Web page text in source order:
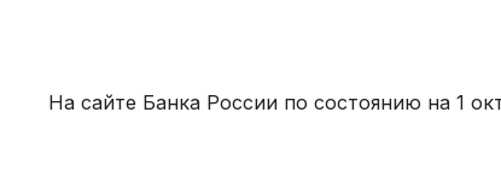
На сайте Банка России по состоянию на 1